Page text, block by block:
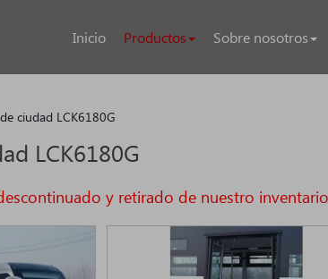
Inicio Productos Sobre nosotros
ciudad LCK6180G
LCK6180G
y retirado de nuestro